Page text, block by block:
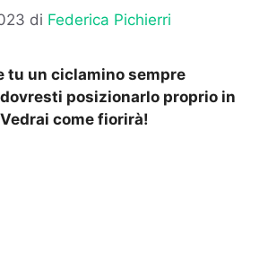
di Federica Pichierri
tu un ciclamino sempre
posizionarlo proprio in
come fiorirà!